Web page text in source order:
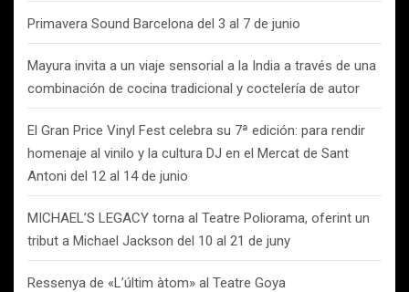
Primavera Sound Barcelona del 3 al 7 de junio
Mayura invita a un viaje sensorial a la India a través de una
combinación de cocina tradicional y coctelería de autor
El Gran Price Vinyl Fest celebra su 7ª edición: para rendir
homenaje al vinilo y la cultura DJ en el Mercat de Sant
Antoni del 12 al 14 de junio
MICHAEL’S LEGACY torna al Teatre Poliorama, oferint un
tribut a Michael Jackson del 10 al 21 de juny
Ressenya de «L’últim àtom» al Teatre Goya